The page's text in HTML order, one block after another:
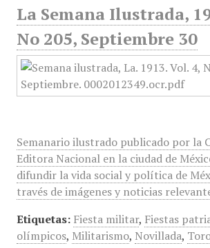
La Semana Ilustrada,
No 205, Septiembre 30
Semanario ilustrado publicado por la
Editora Nacional en la ciudad de
difundir la vida social y política de
través de imágenes y noticias
Etiquetas: Fiesta militar, Fiestas
olímpicos, Militarismo, Novillada,